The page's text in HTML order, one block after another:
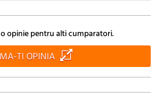
opinie pentru alti cumparatori.
TI OPINIA